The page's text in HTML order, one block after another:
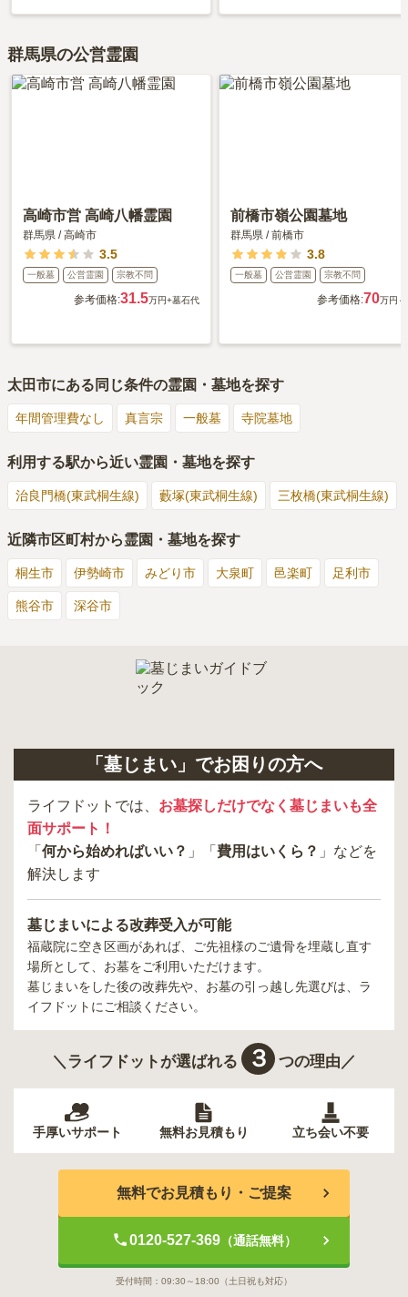
群馬県の公営霊園
高崎市営 高崎八幡霊園
群馬県 /高崎市
3.5
一般墓 公営霊園 宗教不問
参考価格:31.5万円+墓石代
前橋市嶺公園墓地
群馬県 /前橋市
3.8
一般墓 公営霊園 宗教不問
参考価格:70万円～
太田市にある同じ条件の霊園・墓地を探す
年間管理費なし 真言宗 一般墓 寺院墓地
利用する駅から近い霊園・墓地を探す
治良門橋(東武桐生線) 藪塚(東武桐生線) 三枚橋(東武桐生線)
近隣市区町村から霊園・墓地を探す
桐生市 伊勢崎市 みどり市 大泉町 邑楽町 足利市
熊谷市 深谷市
「墓じまい」でお困りの方へ
ライフドットでは、 お墓探しだけでなく墓じまいも全
面サポート！
「 何から始めればいい？ 」「 費用はいくら？ 」などを
解決します
墓じまいによる改葬受入が可能
福蔵院に空き区画があれば、ご先祖様のご遺骨を埋蔵し直す
場所として、お墓をご利用いただけます。
墓じまいをした後の改葬先や、お墓の引っ越し先選びは、ラ
イフドットにご相談ください。
＼ライフドットが選ばれる ３ つの理由／
手厚いサポート 無料お見積もり 立ち会い不要
無料でお見積もり・ご提案
0120-527-369（通話無料）
受付時間： 09:30～18:00 （土日祝も対応）